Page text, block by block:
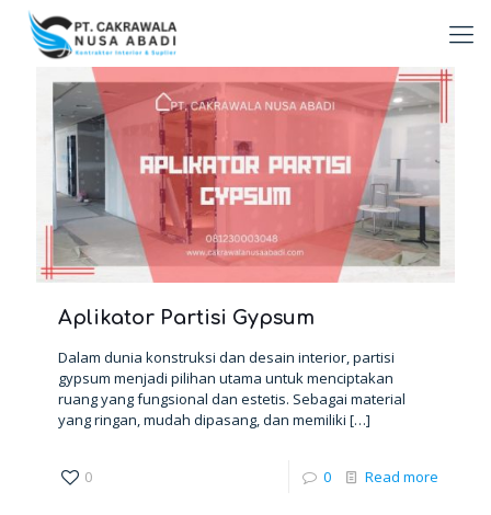
Aplikator Partisi Gypsum
Dalam dunia konstruksi dan desain interior, partisi
gypsum menjadi pilihan utama untuk menciptakan
ruang yang fungsional dan estetis. Sebagai material
yang ringan, mudah dipasang, dan memiliki […]
0 0 Read more